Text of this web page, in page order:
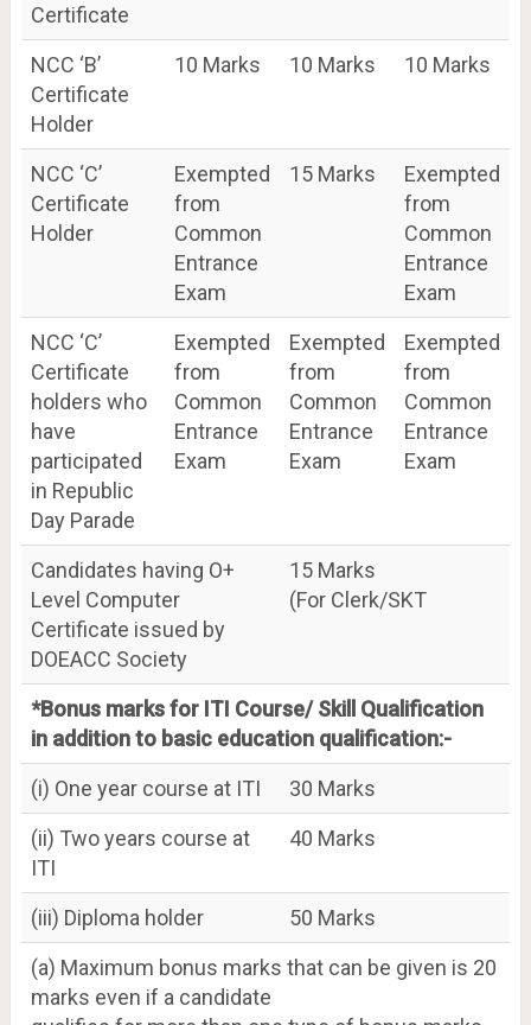
Certificate
NCC ‘B’
Certificate
Holder
10 Marks 10 Marks 10 Marks
NCC ‘C’
Certificate
Holder
Exempted
from
Common
Entrance
Exam
15 Marks
Exempted
from
Common
Entrance
Exam
NCC ‘C’
Certificate
holders who
have
participated
in Republic
Day Parade
Exempted
from
Common
Entrance
Exam
Exempted
from
Common
Entrance
Exam
Exempted
from
Common
Entrance
Exam
Candidates having O+
Level Computer
Certificate issued by
DOEACC Society
15 Marks
(For Clerk/SKT
*Bonus marks for ITI Course/ Skill Qualification
in addition to basic education qualification:-
(i) One year course at ITI
30 Marks
(ii) Two years course at
ITI
40 Marks
(iii) Diploma holder
50 Marks
(a) Maximum bonus marks that can be given is 20
marks even if a candidate